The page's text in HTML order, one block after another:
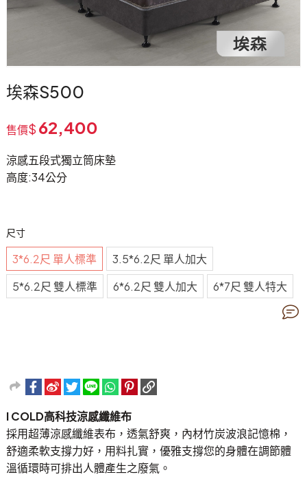
埃森S500
售價$ 62,400
涼感五段式獨立筒床墊
高度:34公分
尺寸
3*6.2尺 單人標準
3.5*6.2尺 單人加大
5*6.2尺 雙人標準
6*6.2尺 雙人加大 6*7尺 雙人特大
I COLD高科技涼感纖維布
採用超薄涼感纖維表布，透氣舒爽，內材竹炭波浪記憶棉，
舒適柔軟支撐力好，用料扎實，優雅支撐您的身體在調節體
溫循環時可排出人體產生之廢氣。